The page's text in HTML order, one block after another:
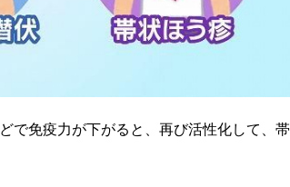
で免疫力が下がると、再び活性化して、帯